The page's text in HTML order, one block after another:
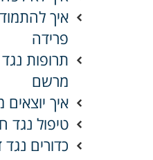
איך
פרידה
תרופות נגד
מרשם
איך יוצאים
טיפול נגד
כדורים נגד